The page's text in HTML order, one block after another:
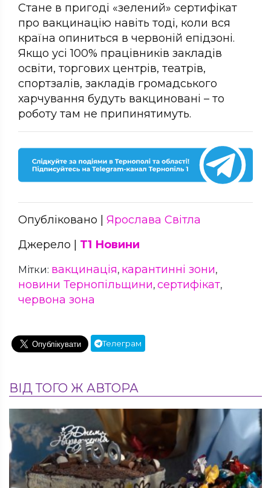
Стане в пригоді «зелений» сертифікат
про вакцинацію навіть тоді, коли вся
країна опиниться в червоній епідзоні.
Якщо усі 100% працівників закладів
освіти, торгових центрів, театрів,
спортзалів, закладів громадського
харчування будуть вакциновані – то
роботу там не припинятимуть.
Опубліковано | Ярослава Світла
Джерело | Т1 Новини
Мітки: вакцинація, карантинні зони,
новини Тернопільщини, сертифікат,
червона зона
Телеграм
ВІД ТОГО Ж АВТОРА